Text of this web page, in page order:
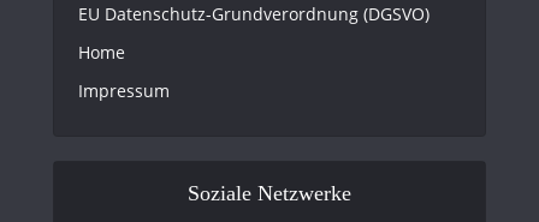
EU Datenschutz-Grundverordnung (DGSVO)
Home
Impressum
Soziale Netzwerke